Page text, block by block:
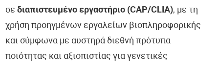
σεδιαπιστευμένο εργαστήριο (CAP/CLIA), με τη
χρήση προηγμένων εργαλείων βιοπληροφορικής
και σύμφωνα με αυστηρά διεθνή πρότυπα
ποιότητας και αξιοπιστίας για γενετικές